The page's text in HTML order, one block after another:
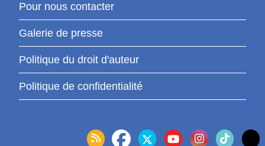
Pour nous contacter
Galerie de presse
Politique du droit d'auteur
Politique de confidentialité